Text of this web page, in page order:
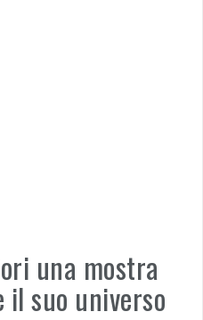
una mostra
suo universo